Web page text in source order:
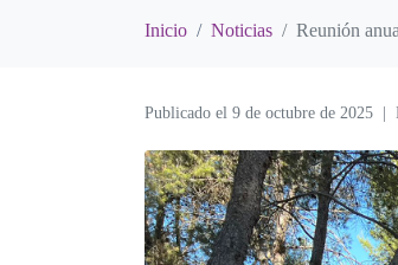
Inicio Noticias Reunión
Publicado el 9 de octubre de 2025